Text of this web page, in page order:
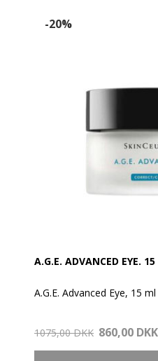
-20%
A.G.E. ADVANCED EYE.
A.G.E. Advanced Eye, 15 ml
en ungdommelig glød med
1075,00 DKK 860,00 DKK